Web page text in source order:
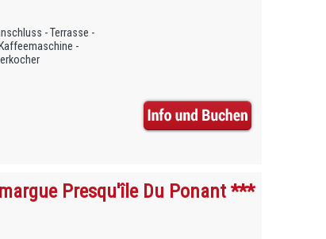
- Terrasse -
-
Presqu'île Du Ponant ***